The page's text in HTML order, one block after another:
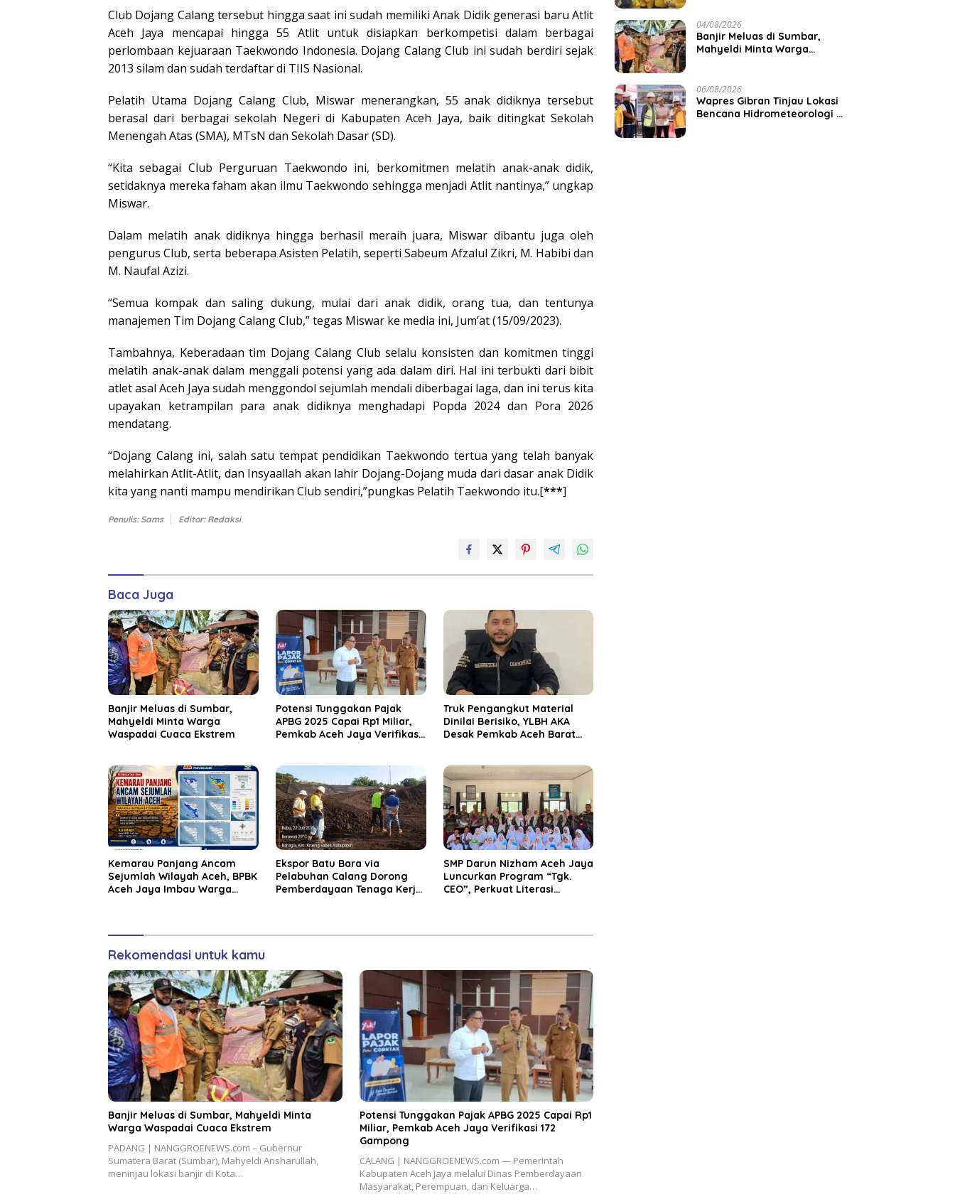
Club Dojang Calang tersebut hingga saat ini sudah memiliki Anak Didik generasi baru Atlit
Aceh Jaya mencapai hingga 55 Atlit untuk disiapkan berkompetisi dalam berbagai
perlombaan kejuaraan Taekwondo Indonesia. Dojang Calang Club ini sudah berdiri sejak
2013 silam dan sudah terdaftar di TIIS Nasional.
Pelatih Utama Dojang Calang Club, Miswar menerangkan, 55 anak didiknya tersebut
berasal dari berbagai sekolah Negeri di Kabupaten Aceh Jaya, baik ditingkat Sekolah
Menengah Atas (SMA), MTsN dan Sekolah Dasar (SD).
“Kita sebagai Club Perguruan Taekwondo ini, berkomitmen melatih anak-anak didik,
setidaknya mereka faham akan ilmu Taekwondo sehingga menjadi Atlit nantinya,” ungkap
Miswar.
Dalam melatih anak didiknya hingga berhasil meraih juara, Miswar dibantu juga oleh
pengurus Club, serta beberapa Asisten Pelatih, seperti Sabeum Afzalul Zikri, M. Habibi dan
M. Naufal Azizi.
“Semua kompak dan saling dukung, mulai dari anak didik, orang tua, dan tentunya
manajemen Tim Dojang Calang Club,” tegas Miswar ke media ini, Jum’at (15/09/2023).
Tambahnya, Keberadaan tim Dojang Calang Club selalu konsisten dan komitmen tinggi
melatih anak-anak dalam menggali potensi yang ada dalam diri. Hal ini terbukti dari bibit
atlet asal Aceh Jaya sudah menggondol sejumlah mendali diberbagai laga, dan ini terus kita
upayakan ketrampilan para anak didiknya menghadapi Popda 2024 dan Pora 2026
mendatang.
“Dojang Calang ini, salah satu tempat pendidikan Taekwondo tertua yang telah banyak
melahirkan Atlit-Atlit, dan Insyaallah akan lahir Dojang-Dojang muda dari dasar anak Didik
kita yang nanti mampu mendirikan Club sendiri,”pungkas Pelatih Taekwondo itu.[***]
Penulis: Sams Editor: Redaksi
Baca Juga
Banjir Meluas di Sumbar,
Mahyeldi Minta Warga
Waspadai Cuaca Ekstrem
Potensi Tunggakan Pajak
APBG 2025 Capai Rp1 Miliar,
Pemkab Aceh Jaya Verifikasi
Truk Pengangkut Material
Dinilai Berisiko, YLBH AKA
Desak Pemkab Aceh Barat
Kemarau Panjang Ancam
Sejumlah Wilayah Aceh, BPBK
Aceh Jaya Imbau Warga
‎Ekspor Batu Bara via
Pelabuhan Calang Dorong
Pemberdayaan Tenaga Kerja
SMP Darun Nizham Aceh Jaya
Luncurkan Program “Tgk.
CEO”, Perkuat Literasi
Rekomendasi untuk kamu
Banjir Meluas di Sumbar, Mahyeldi Minta
Warga Waspadai Cuaca Ekstrem
PADANG | NANGGROENEWS.com – Gubernur
Sumatera Barat (Sumbar), Mahyeldi Ansharullah,
meninjau lokasi banjir di Kota…
Potensi Tunggakan Pajak APBG 2025 Capai Rp1
Miliar, Pemkab Aceh Jaya Verifikasi 172
Gampong
CALANG | NANGGROENEWS.com — Pemerintah
Kabupaten Aceh Jaya melalui Dinas Pemberdayaan
Masyarakat, Perempuan, dan Keluarga…
04/08/2026
Banjir Meluas di Sumbar,
Mahyeldi Minta Warga
06/08/2026
Wapres Gibran Tinjau Lokasi
Bencana Hidrometeorologi di